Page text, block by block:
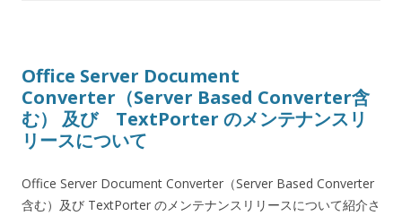
Office Server Document
Converter（Server Based Converter含
む） 及び TextPorter のメンテナンスリ
リースについて
Office Server Document Converter（Server Based Converter
含む）及び TextPorter のメンテナンスリリースについて紹介さ